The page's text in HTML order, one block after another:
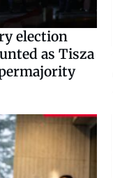
election
as Tisza